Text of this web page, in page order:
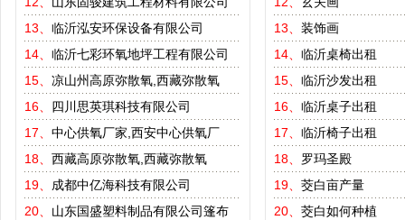
13、 临沂泓安环保设备有限公司
14、 临沂七彩环氧地坪工程有限公司
15、 凉山州高原弥散氧,西藏弥散氧
16、 四川思英琪科技有限公司
17、 中心供氧厂家,西安中心供氧厂
18、 西藏高原弥散氧,西藏弥散氧
19、 成都中亿海科技有限公司
20、 山东国盛塑料制品有限公司篷布
13、 装饰画
14、 临沂桌椅出租
15、 临沂沙发出租
16、 临沂桌子出租
17、 临沂椅子出租
18、 罗玛圣殿
19、 茭白亩产量
20、 茭白如何种植